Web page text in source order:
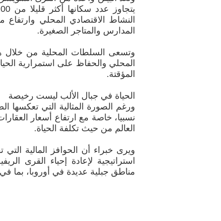
النشاط الاقتصادي المحلي
المدارس والمتاجر الصغيرة.
وتسعى السلطات المحلية من خلال
المحلي والحفاظ على استمرارية
المؤقتة.
الحياة في جبال الألب ليست رخيصة
ورغم الصورة المثالية التي تعكسها
نسبيا، خاصة مع ارتفاع أسعار
العالم من حيث تكلفة الحياة.
ويرى خبراء أن الحوافز المالية
استراتيجية لإعادة إحياء القرى
مناطق جبلية عديدة في أوروبا، بما